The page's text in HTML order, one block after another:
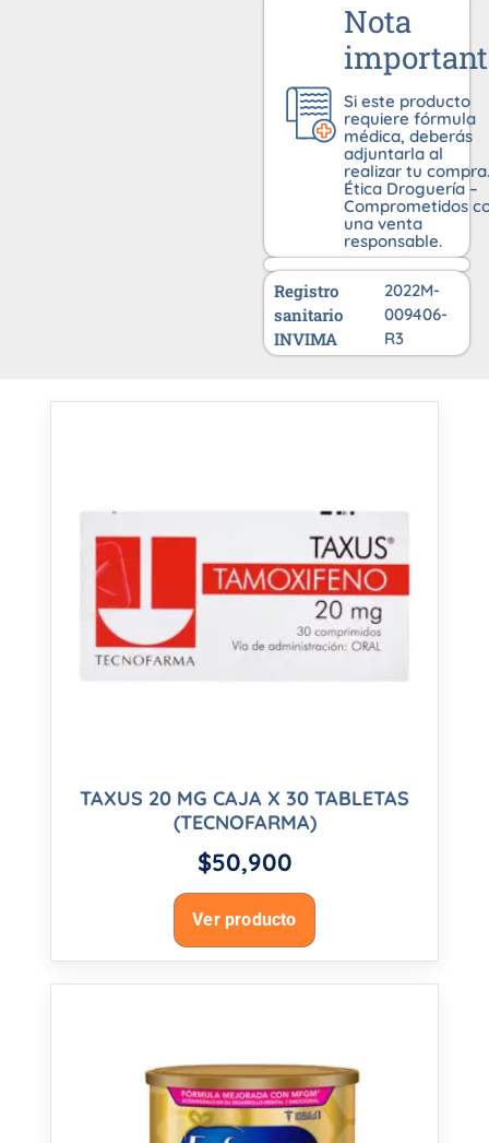
Nota
Si este producto
requiere fórmula
médica, deberás
adjuntarla al
realizar tu compra.
Ética Droguería –
Comprometidos
una venta
responsable.
Registro
sanitario
INVIMA
2022M-
009406-
R3
TAXUS 20 MG CAJA X 30 TABLETAS
(TECNOFARMA)
$50,900
Ver producto